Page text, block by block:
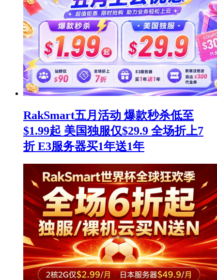
RakSmart五月活动 爆款秒杀低至
$1.99起 美国独服仅$29.9 全场折上7
折 E3服务器买1年送1年